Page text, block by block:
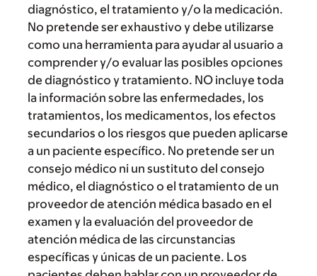
diagnóstico, el tratamiento y/o la medicación.
No pretende ser exhaustivo y debe utilizarse
como una herramienta para ayudar al usuario a
comprender y/o evaluar las posibles opciones
de diagnóstico y tratamiento. NO incluye toda
la información sobre las enfermedades, los
tratamientos, los medicamentos, los efectos
secundarios o los riesgos que pueden aplicarse
a un paciente específico. No pretende ser un
consejo médico ni un sustituto del consejo
médico, el diagnóstico o el tratamiento de un
proveedor de atención médica basado en el
examen y la evaluación del proveedor de
atención médica de las circunstancias
específicas y únicas de un paciente. Los